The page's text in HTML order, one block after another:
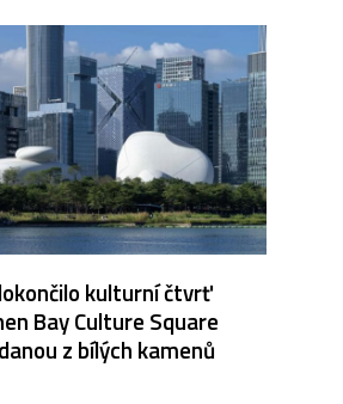
kulturní čtvrť
Bay Culture Square
z bílých kamenů